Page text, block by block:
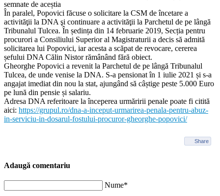
semnate de aceștia
În paralel, Popovici făcuse o solicitare la CSM de încetare a
activităţii la DNA şi continuare a activităţii la Parchetul de pe lângă
Tribunalul Tulcea. În ședința din 14 februarie 2019, Secția pentru
procurori a Consiliului Superior al Magistraturii a decis să admită
solicitarea lui Popovici, iar acesta a scăpat de revocare, cererea
șefului DNA Călin Nistor rămânând fără obiect.
Gheorghe Popovici a revenit la Parchetul de pe lângă Tribunalul
Tulcea, de unde venise la DNA. S-a pensionat în 1 iulie 2021 și s-a
angajat imediat din nou la stat, ajungând să câștige peste 5.000 Euro
pe lună din pensie și salariu.
Adresa DNA referitoare la începerea urmăririi penale poate fi citită
aici: https://grupul.ro/dna-a-inceput-urmarirea-penala-pentru-abuz-
in-serviciu-in-dosarul-fostului-procuror-gheorghe-popovici/
Share
Adaugă comentariu
Nume*